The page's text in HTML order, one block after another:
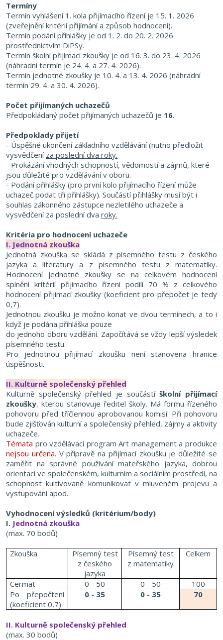
Termíny
Termín vyhlášení 1. kola přijímacího řízení je 15. 1. 2026
(zveřejnění kritérií přijímání a způsob hodnocení).
Termín podání přihlášky je od 1. 2. do 20. 2. 2026
prostřednictvím DiPSy.
Termín školní přijímací zkoušky je od 16. 3. do 23. 4. 2026
(náhradní termín je 24. 4. a 27. 4. 2026).
Termín jednotné zkoušky je 10. 4. a 13. 4. 2026 (náhradní
termín 29. 4. a 30. 4. 2026).
Počet přijímaných uchazečů
Předpokládaný počet přijímaných uchazečů je 16.
Předpoklady přijetí
- Úspěšné ukončení základního vzdělávání (nutno předložit
vysvědčení za poslední dva roky.
- Prokázání vhodných schopností, vědomostí a zájmů, které
jsou důležité pro vzdělávání v oboru.
- Podání přihlášky (pro první kolo přijímacího řízení může
uchazeč podat tři přihlášky). Součástí přihlášky musí být i
souhlas zákonného zástupce nezletilého uchazeče a
vysvědčení za poslední dva roky.
Kritéria pro hodnocení uchazeče
I. Jednotná zkouška
Jednotná zkouška se skládá z písemného testu z českého
jazyka a literatury a z písemného testu z matematiky.
Hodnocení jednotné zkoušky se na celkovém hodnocení
splnění kritérií přijímacího řízení podílí 70 % z celkového
hodnocení přijímací zkoušky (koeficient pro přepočet je tedy
0,7).
Jednotnou zkoušku je možno konat ve dvou termínech, a to i
když je podána přihláška pouze
do jednoho oboru vzdělání. Započítává se vždy lepší výsledek
písemného testu.
Pro jednotnou přijímací zkoušku není stanovena hranice
úspěšnosti.
II. Kulturně společenský přehled
Kulturně společenský přehled je součástíškolní přijímací
zkoušky, kterou stanovuje ředitel školy. Má formu řízeného
pohovoru před tříčlennou aprobovanou komisí. Při pohovoru
bude zjišťován kulturní a společenský přehled, zájmy a aktivity
uchazeče.
Témata pro vzdělávací program Art management a produkce
nejsou určena. V přípravě na přijímací zkoušku je důležité se
zaměřit na správné používání mateřského jazyka, dobrou
orientaci ve společenském, kulturním a sociálním prostředí, na
schopnost kultivovaně komunikovat v mluveném projevu a
vystupování apod.
Vyhodnocení výsledků (kritérium/body)
I. Jednotná zkouška
(max. 70 bodů)
Zkouška
Písemný test
z českého
jazyka
Písemný test
z matematiky
Celkem
Cermat 0 - 50 0 - 50
100
Po přepočtení
(koeficient 0,7)
0 - 35 0 - 35 70
II. Kulturně společenský přehled
(max. 30 bodů)